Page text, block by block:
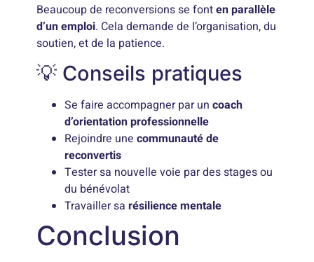
Beaucoup de reconversions se fonten parallèle
d’un emploi. Cela demande de l’organisation, du
soutien, et de la patience.
💡 Conseils pratiques
Se faire accompagner par uncoach
d’orientation professionnelle
Rejoindre unecommunauté de
reconvertis
Tester sa nouvelle voie par des stages ou
du bénévolat
Travailler sarésilience mentale
Conclusion